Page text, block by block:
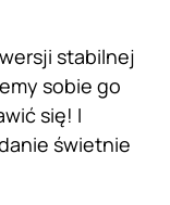
stabilnej
sobie go
się! I
świetnie